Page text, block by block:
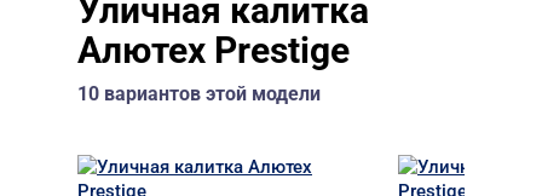
Уличная калитка
Алютех Prestige
10 вариантов этой модели